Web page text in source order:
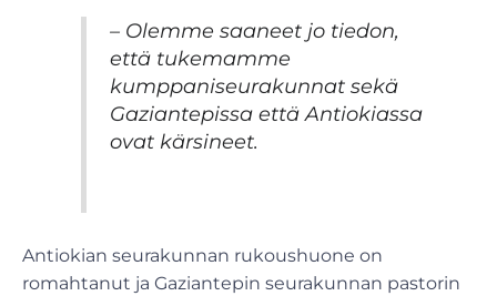
– Olemme saaneet jo tiedon,
että tukemamme
kumppaniseurakunnat sekä
Gaziantepissa että Antiokiassa
ovat kärsineet.
Antiokian seurakunnan rukoushuone on
romahtanut ja Gaziantepin seurakunnan pastorin